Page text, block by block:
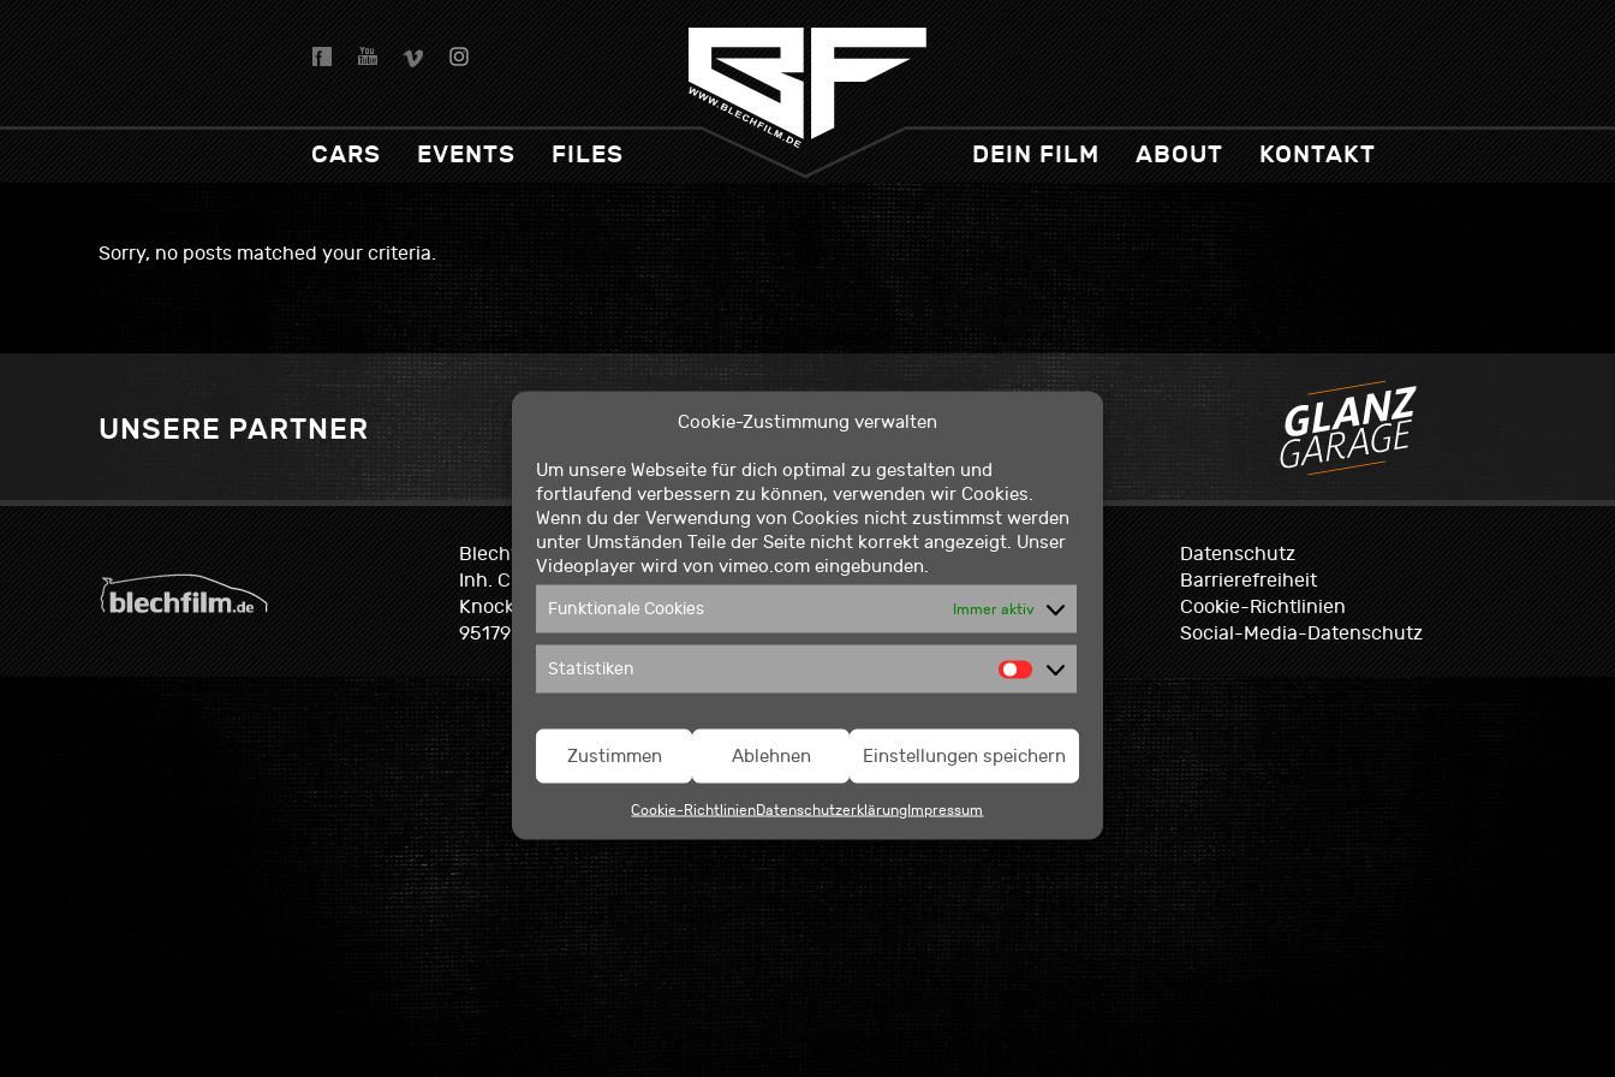
Cookie-Zustimmung verwalten
Um unsere Webseite für dich optimal zu gestalten und
fortlaufend verbessern zu können, verwenden wir Cookies.
Wenn du der Verwendung von Cookies nicht zustimmst werden
unter Umständen Teile der Seite nicht korrekt angezeigt. Unser
Videoplayer wird von vimeo.com eingebunden.
Funktionale Cookies Immer aktiv
Statistiken
Statistiken
Zustimmen Ablehnen Einstellungen speichern
Cookie-RichtlinienDatenschutzerklärungImpressum
CARS EVENTS FILES DEIN FILM ABOUT KONTAKT
Sorry, no posts matched your criteria.
UNSERE PARTNER
Blechfilm
Inh. Christian Lang
Knockweg 4
95179 Geroldsgrün
09288 970 38 28
info@blechfilm.de
Impressum
Datenschutz
Barrierefreiheit
Cookie-Richtlinien
Social-Media-Datenschutz